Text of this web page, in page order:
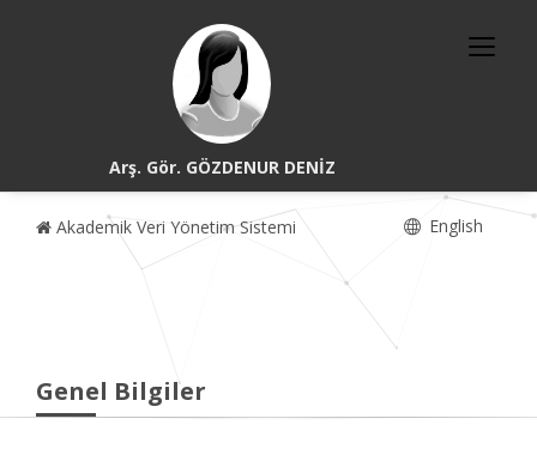
Arş. Gör. GÖZDENUR DENİZ
Akademik Veri Yönetim Sistemi English
Genel Bilgiler